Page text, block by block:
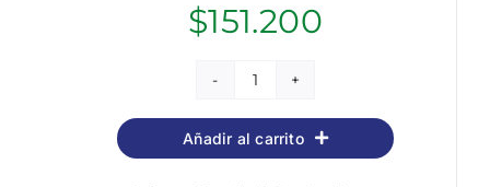
$151.200
¡Hablemos
en
inclusión!
Añadir al carrito